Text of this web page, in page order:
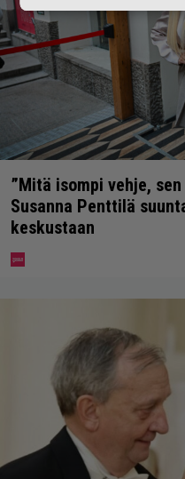
”Mitä isompi vehje,
Susanna Penttilä
keskustaan